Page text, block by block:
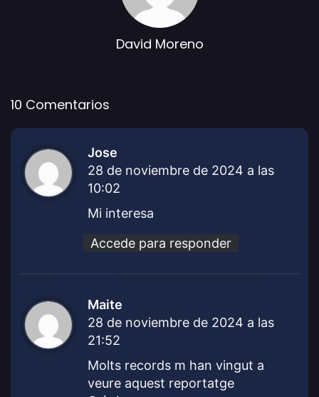
David Moreno
10 Comentarios
Jose
i
c
e
28 de noviembre de 2024 a las
10:02
Mi interesa
Accede para responder
Maite
28 de noviembre de 2024 a las
21:52
Molts records m han vingut a
veure aquest reportatge